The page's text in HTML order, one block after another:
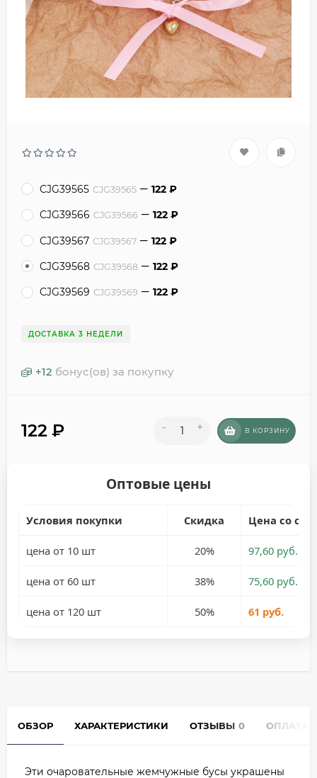
CJG39565 CJG39565 122 ₽
CJG39566 CJG39566 122 ₽
CJG39567 CJG39567 122 ₽
CJG39568 CJG39568 122 ₽
CJG39569 CJG39569 122 ₽
ДОСТАВКА 3 НЕДЕЛИ
+12 бонус(ов) за покупку
122 ₽ - + В КОРЗИНУ
Оптовые цены
Условия покупки Скидка Цена со
цена от 10 шт 20% 97,60 руб.
цена от 60 шт 38% 75,60 руб.
цена от 120 шт 50% 61 руб.
ОБЗОР ХАРАКТЕРИСТИКИ ОТЗЫВЫ 0 ОПЛАТА
Эти очаровательные жемчужные бусы украшены